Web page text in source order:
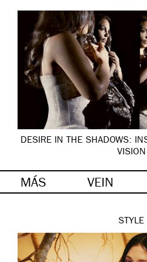
DESIRE IN THE SHADOWS:
VISION
MÁS VEIN
STYLE